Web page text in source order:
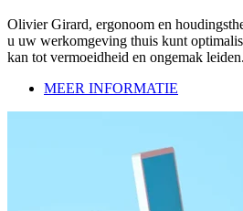
Olivier Girard, ergonoom en
u uw werkomgeving thuis kunt
kan tot vermoeidheid en ongemak leiden.
MEER INFORMATIE